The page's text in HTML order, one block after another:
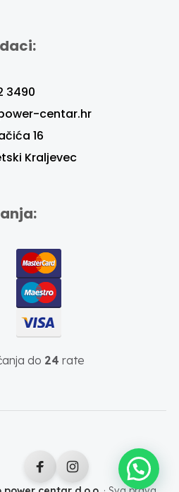
3490
centar.hr
16
Kraljevec
do 24 rate